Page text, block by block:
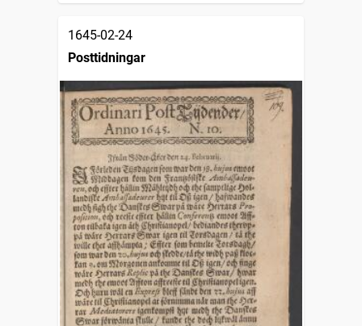
1645-02-24
Posttidningar